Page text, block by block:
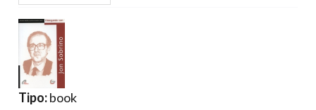
Tipo:book